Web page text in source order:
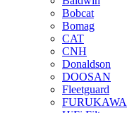
Bobcat
Bomag
CAT
CNH
Donaldson
DOOSAN
Fleetguard
FURUKAWA